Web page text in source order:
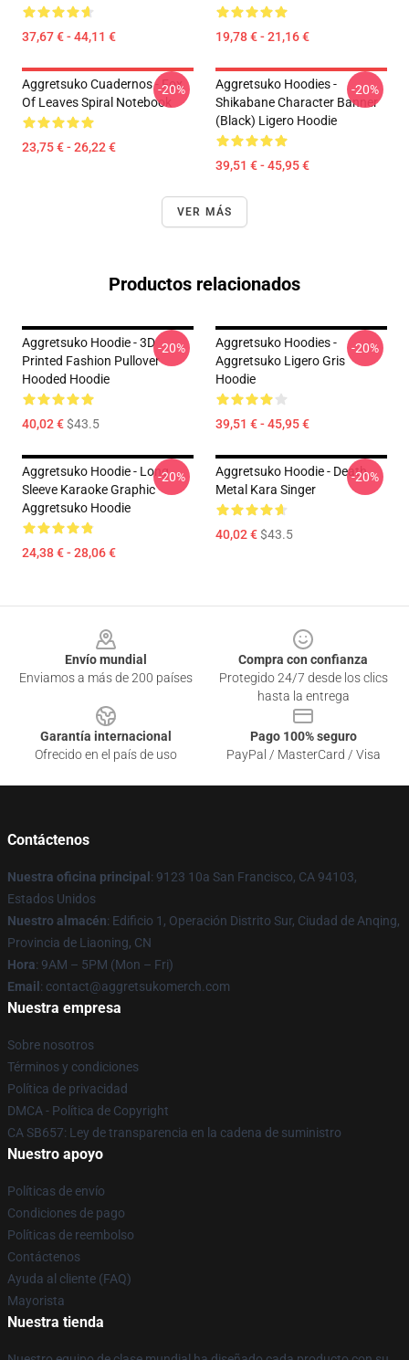
37,67 € - 44,11 € 19,78 € - 21,16 €
Aggretsuko Cuadernos - Fox
Of Leaves Spiral Notebook
23,75 € - 26,22 €
-20%
Aggretsuko Hoodies -
Shikabane Character Banner
(Black) Ligero Hoodie
39,51 € - 45,95 €
-20%
VER MÁS
Productos relacionados
Aggretsuko Hoodie - 3D
Printed Fashion Pullover
Hooded Hoodie
40,02 €$43.5
-20%
Aggretsuko Hoodies -
Aggretsuko Ligero Gris
Hoodie
39,51 € - 45,95 €
-20%
Aggretsuko Hoodie - Long
Sleeve Karaoke Graphic
Aggretsuko Hoodie
24,38 € - 28,06 €
-20%
Aggretsuko Hoodie - Death
Metal Kara Singer
40,02 €$43.5
-20%
Envío mundial
Enviamos a más de 200 países
Compra con confianza
Protegido 24/7 desde los clics
hasta la entrega
Garantía internacional
Ofrecido en el país de uso
Pago 100% seguro
PayPal / MasterCard / Visa
Contáctenos
Nuestra oficina principal : 9123 10a San Francisco, CA 94103,
Estados Unidos
Nuestro almacén: Edificio 1, Operación Distrito Sur, Ciudad de Anqing,
Provincia de Liaoning, CN
Hora: 9AM – 5PM (Mon – Fri)
Email : contact@aggretsukomerch.com
Nuestra empresa
Sobre nosotros
Términos y condiciones
Política de privacidad
DMCA - Política de Copyright
CA SB657: Ley de transparencia en la cadena de suministro
Nuestro apoyo
Políticas de envío
Condiciones de pago
Políticas de reembolso
Contáctenos
Ayuda al cliente (FAQ)
Mayorista
Nuestra tienda